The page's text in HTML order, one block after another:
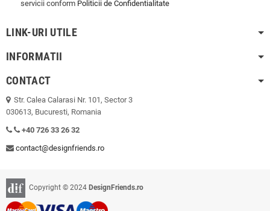
servicii conform Politicii de Confidentialitate
LINK-URI UTILE
INFORMATII
CONTACT
Str. Calea Calarasi Nr. 101, Sector 3
030613, Bucuresti, Romania
+40 726 33 26 32
contact@designfriends.ro
Copyright © 2024 DesignFriends.ro